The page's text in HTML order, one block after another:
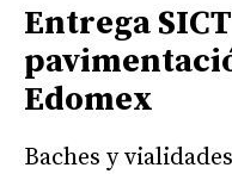
Entrega
Edomex
Baches y